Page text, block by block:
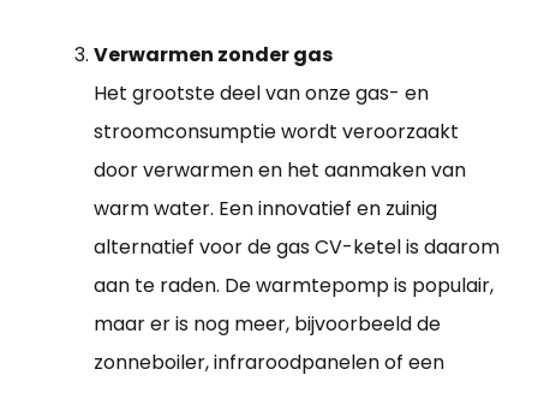
Verwarmen zonder gas
Het grootste deel van onze gas- en
stroomconsumptie wordt veroorzaakt
door verwarmen en het aanmaken van
warm water. Een innovatief en zuinig
alternatief voor de gas CV-ketel is daarom
aan te raden. De warmtepomp is populair,
maar er is nog meer, bijvoorbeeld de
zonneboiler, infraroodpanelen of een